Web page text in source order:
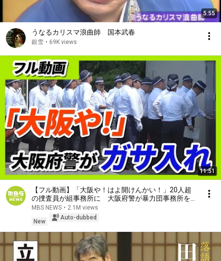
5:55
うなるカリスマ浪曲師 国本武春
銀雪 • 69K views
11:51
【フル動画】「大阪や！はよ開けんかい！」20人超
の捜査員が組事務所に 大阪府警が暴力団事務所を家
宅捜索 特殊詐欺の被害金めぐり（2026年7月29日）
MBS NEWS • 2.1M views
New
Auto-dubbed